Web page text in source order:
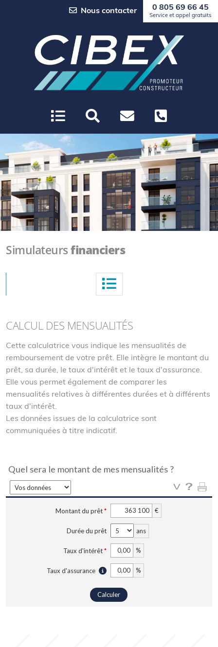
Nous contacter 0 805 69 66 45
Service et appel gratuits
Simulateursfinanciers
CALCUL DES MENSUALITÉS
Cette calculatrice vous indique les mensualités de
remboursement de votre prêt. Elle intègre le montant du
prêt, sa durée, le taux d'intérêt et le taux d'assurance.
Elle vous permet également de comparer les
mensualités relatives à différentes durées et à différents
taux d'intérêt.
Les données issues de la calculatrice sont
communiquées à titre indicatif.